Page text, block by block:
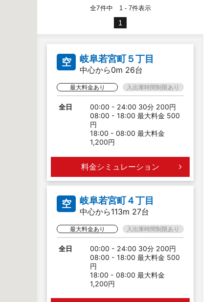
全7件中 1 - 7件表示
1
空 岐阜若宮町５丁目
中心から0m 26台
最大料金あり 入出庫時間制限あり
全日
00:00 - 24:00 30分 200円
08:00 - 18:00 最大料金 500
円
18:00 - 08:00 最大料金
1,200円
料金シミュレーション
空 岐阜若宮町４丁目
中心から113m 27台
最大料金あり 入出庫時間制限あり
全日
00:00 - 24:00 30分 200円
08:00 - 18:00 最大料金 500
円
18:00 - 08:00 最大料金
1,200円